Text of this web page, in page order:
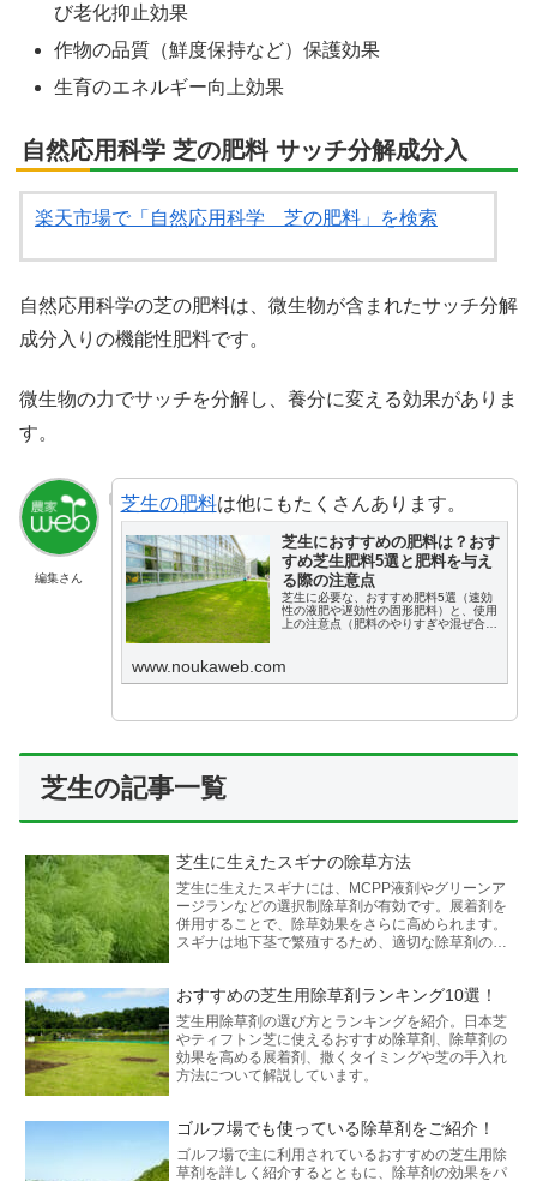
び老化抑止効果
作物の品質（鮮度保持など）保護効果
生育のエネルギー向上効果
自然応用科学 芝の肥料 サッチ分解成分入
楽天市場で「自然応用科学 芝の肥料」を検索
自然応用科学の芝の肥料は、微生物が含まれたサッチ分解
成分入りの機能性肥料です。
微生物の力でサッチを分解し、養分に変える効果がありま
す。
編集さん
芝生の肥料は他にもたくさんあります。
芝生におすすめの肥料は？おす
すめ芝生肥料5選と肥料を与え
る際の注意点
芝生に必要な、おすすめ肥料5選（速効
性の液肥や遅効性の固形肥料）と、使用
上の注意点（肥料のやりすぎや混ぜ合わ
www.noukaweb.com
芝生の記事一覧
芝生に生えたスギナの除草方法
芝生に生えたスギナには、MCPP液剤やグリーンア
ージランなどの選択制除草剤が有効です。展着剤を
併用することで、除草効果をさらに高められます。
スギナは地下茎で繁殖するため、適切な除草剤の選
おすすめの芝生用除草剤ランキング10選！
芝生用除草剤の選び方とランキングを紹介。日本芝
やティフトン芝に使えるおすすめ除草剤、除草剤の
効果を高める展着剤、撒くタイミングや芝の手入れ
方法について解説しています。
ゴルフ場でも使っている除草剤をご紹介！
ゴルフ場で主に利用されているおすすめの芝生用除
草剤を詳しく紹介するとともに、除草剤の効果をパ